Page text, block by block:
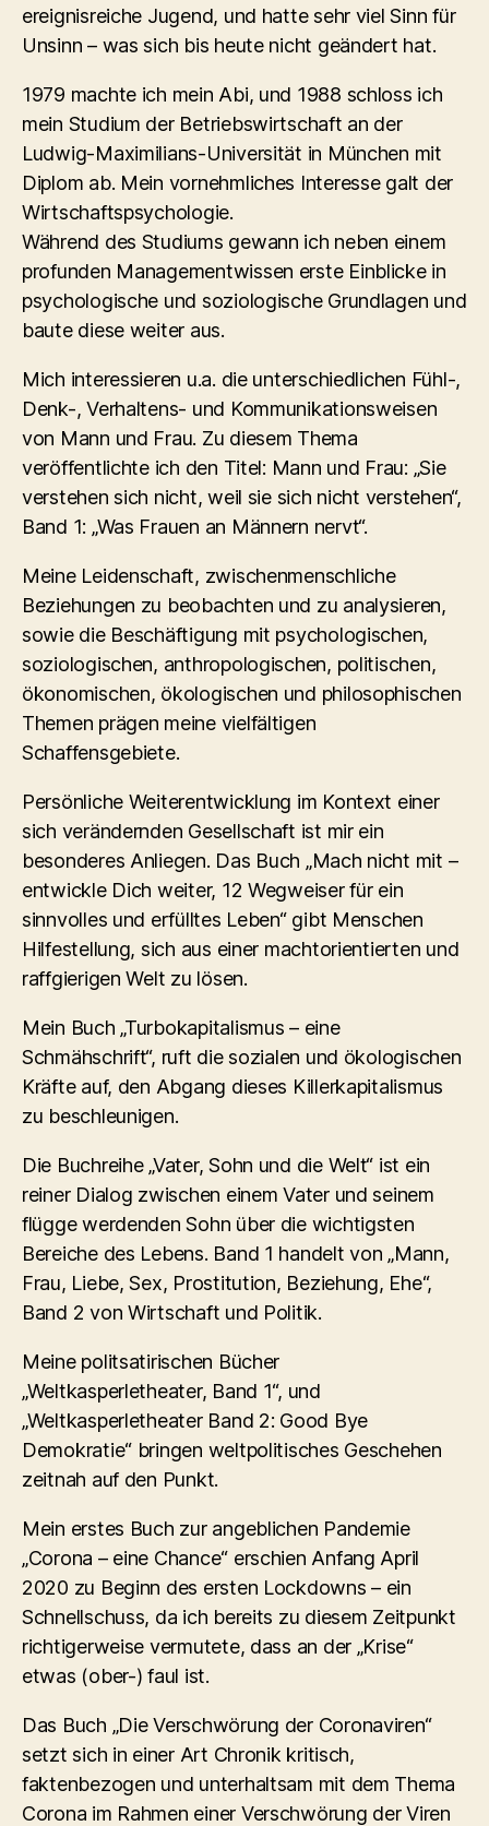
ereignisreiche Jugend, und hatte sehr viel Sinn für
Unsinn – was sich bis heute nicht geändert hat.
1979 machte ich mein Abi, und 1988 schloss ich
mein Studium der Betriebswirtschaft an der
Ludwig-Maximilians-Universität in München mit
Diplom ab. Mein vornehmliches Interesse galt der
Wirtschaftspsychologie.
Während des Studiums gewann ich neben einem
profunden Managementwissen erste Einblicke in
psychologische und soziologische Grundlagen und
baute diese weiter aus.
Mich interessieren u.a. die unterschiedlichen Fühl-,
Denk-, Verhaltens- und Kommunikationsweisen
von Mann und Frau. Zu diesem Thema
veröffentlichte ich den Titel: Mann und Frau: „Sie
verstehen sich nicht, weil sie sich nicht verstehen“,
Band 1: „Was Frauen an Männern nervt“.
Meine Leidenschaft, zwischenmenschliche
Beziehungen zu beobachten und zu analysieren,
sowie die Beschäftigung mit psychologischen,
soziologischen, anthropologischen, politischen,
ökonomischen, ökologischen und philosophischen
Themen prägen meine vielfältigen
Schaffensgebiete.
Persönliche Weiterentwicklung im Kontext einer
sich verändernden Gesellschaft ist mir ein
besonderes Anliegen. Das Buch „Mach nicht mit –
entwickle Dich weiter, 12 Wegweiser für ein
sinnvolles und erfülltes Leben“ gibt Menschen
Hilfestellung, sich aus einer machtorientierten und
raffgierigen Welt zu lösen.
Mein Buch „Turbokapitalismus – eine
Schmähschrift“, ruft die sozialen und ökologischen
Kräfte auf, den Abgang dieses Killerkapitalismus
zu beschleunigen.
Die Buchreihe „Vater, Sohn und die Welt“ ist ein
reiner Dialog zwischen einem Vater und seinem
flügge werdenden Sohn über die wichtigsten
Bereiche des Lebens. Band 1 handelt von „Mann,
Frau, Liebe, Sex, Prostitution, Beziehung, Ehe“,
Band 2 von Wirtschaft und Politik.
Meine politsatirischen Bücher
„Weltkasperletheater, Band 1“, und
„Weltkasperletheater Band 2: Good Bye
Demokratie“ bringen weltpolitisches Geschehen
zeitnah auf den Punkt.
Mein erstes Buch zur angeblichen Pandemie
„Corona – eine Chance“ erschien Anfang April
2020 zu Beginn des ersten Lockdowns – ein
Schnellschuss, da ich bereits zu diesem Zeitpunkt
richtigerweise vermutete, dass an der „Krise“
etwas (ober-) faul ist.
Das Buch „Die Verschwörung der Coronaviren“
setzt sich in einer Art Chronik kritisch,
faktenbezogen und unterhaltsam mit dem Thema
Corona im Rahmen einer Verschwörung der Viren